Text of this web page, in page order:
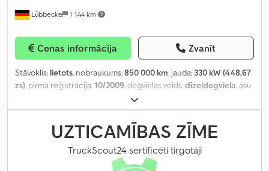
Lübbecke 1 144 km
Cenas informācija Zvanīt
Stāvoklis: lietots, nobraukums:850 000 km, jauda: 330 kW (448,67
zs), pirmā reģistrācija:10/2009, degvielas veids:dīzeļdegviela, asu
dīzeļdegviela
veids:automātisks, emisijas klase:Euro 5, Ražošanas gads:2009,
Aprīkojums: ABS, EBS (Elektroniskā bremžu sistēma), gaisa
kondicionēšana, kruīza kontrole, vilces kontroles sistēma
UZTICAMĪBAS ZĪME
TruckScout24 sertificēti tirgotāji